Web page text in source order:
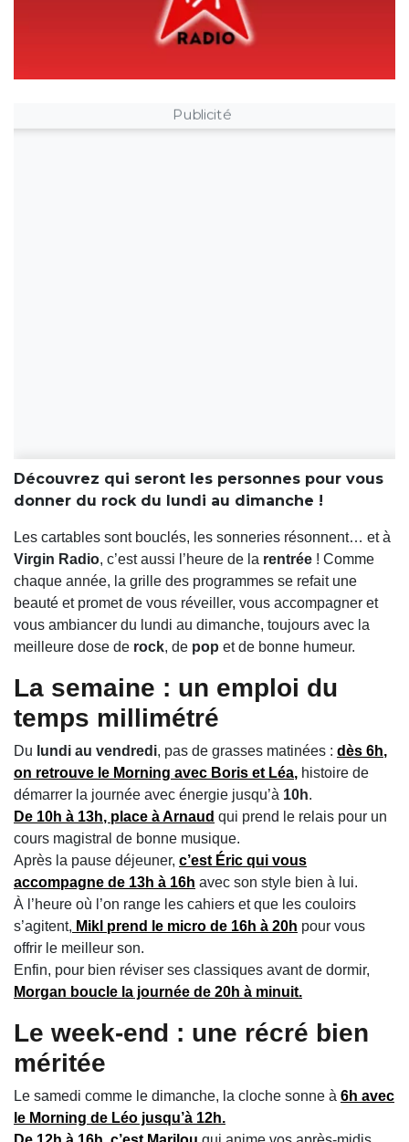
Publicité
Découvrez qui seront les personnes pour vous
donner du rock du lundi au dimanche !
Les cartables sont bouclés, les sonneries résonnent… et à
Virgin Radio, c’est aussi l’heure de la rentrée ! Comme
chaque année, la grille des programmes se refait une
beauté et promet de vous réveiller, vous accompagner et
vous ambiancer du lundi au dimanche, toujours avec la
meilleure dose de rock, de pop et de bonne humeur.
La semaine : un emploi du
temps millimétré
Du lundi au vendredi, pas de grasses matinées : dès 6h,
on retrouve le Morning avec Boris et Léa, histoire de
démarrer la journée avec énergie jusqu’à 10h.
De 10h à 13h, place àArnaud qui prend le relais pour un
cours magistral de bonne musique.
Après la pause déjeuner, c’est Éric qui vous
accompagne de 13h à 16h avec son style bien à lui.
À l’heure où l’on range les cahiers et que les couloirs
s’agitent, Mikl prend le micro de 16h à 20h pour vous
offrir le meilleur son.
Enfin, pour bien réviser ses classiques avant de dormir,
Morgan boucle la journée de 20h à minuit.
Le week-end : une récré bien
méritée
Le samedi comme le dimanche, la cloche sonne à 6h avec
le Morning de Léo jusqu’à 12h.